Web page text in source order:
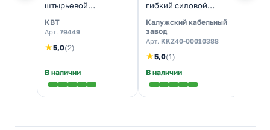
штырьевой
изолированный 47501
[уп.100шт]
КВТ
Арт. 79449
★5,0(2)
В наличии
гибкий силовой
ГОСТ 31947
Калужский кабельный
завод
Арт. KKZ40-00010388
★5,0(1)
В наличии